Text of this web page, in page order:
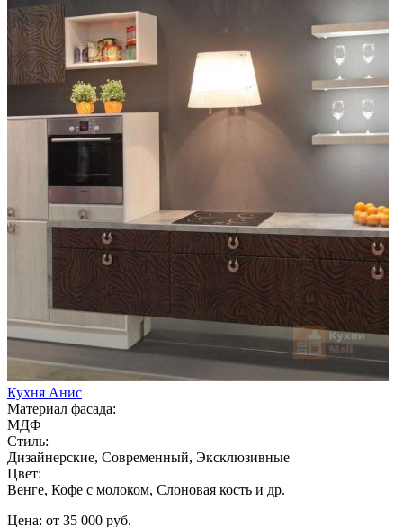
Кухня Анис
Материал фасада:
МДФ
Стиль:
Дизайнерские, Современный, Эксклюзивные
Цвет:
Венге, Кофе с молоком, Слоновая кость и др.
Цена: от 35 000 руб.